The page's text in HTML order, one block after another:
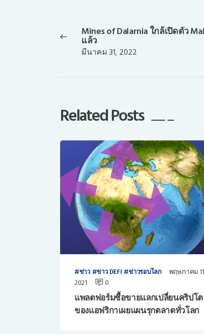
Previous
post:
Mines of Dalarnia ใกล้เปิดตัว
แล้ว
มีนาคม 31, 2022
Related Posts
ข่าว ข่าว DEFI ข่าวรอบโลก
พฤษภาคม
2021
0
แพลตฟอร์มซื้อขายแลกเปลี่ยนคริปโต
ของแอฟริกาเผยแผนรุกตลาดทั่วโลก